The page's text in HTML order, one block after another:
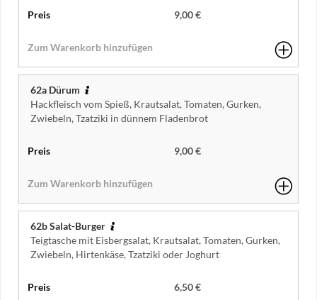
9,00 €
62a Dürum
Hackfleisch vom Spieß, Krautsalat, Tomaten, Gurken,
Zwiebeln, Tzatziki in dünnem Fladenbrot
9,00 €
62b Salat-Burger
Teigtasche mit Eisbergsalat, Krautsalat, Tomaten, Gurken,
Zwiebeln, Hirtenkäse, Tzatziki oder Joghurt
6,50 €